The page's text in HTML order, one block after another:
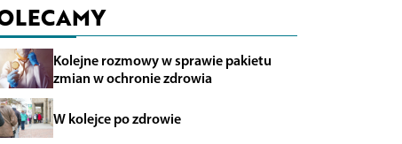
Kolejne rozmowy w sprawie pakietu
zmian w ochronie zdrowia
W kolejce po zdrowie